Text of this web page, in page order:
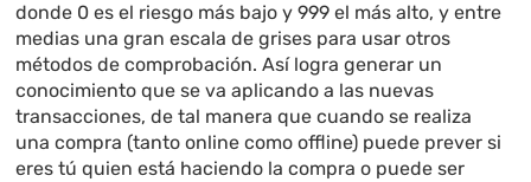
donde 0 es el riesgo más bajo y 999 el más alto, y entre
medias una gran escala de grises para usar otros
métodos de comprobación. Así logra generar un
conocimiento que se va aplicando a las nuevas
transacciones, de tal manera que cuando se realiza
una compra (tanto online como offline) puede prever si
eres tú quien está haciendo la compra o puede ser